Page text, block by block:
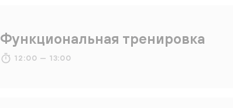
Функциональная тренировка
12:00 — 13:00